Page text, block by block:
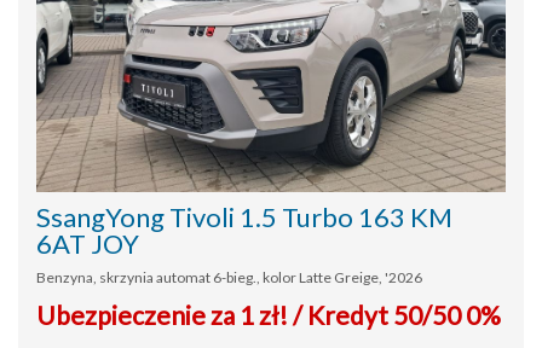
SsangYong Tivoli 1.5 Turbo 163 KM
6AT JOY
Benzyna, skrzynia automat 6-bieg., kolor Latte Greige, '2026
Ubezpieczenie za 1 zł! / Kredyt 50/50 0%